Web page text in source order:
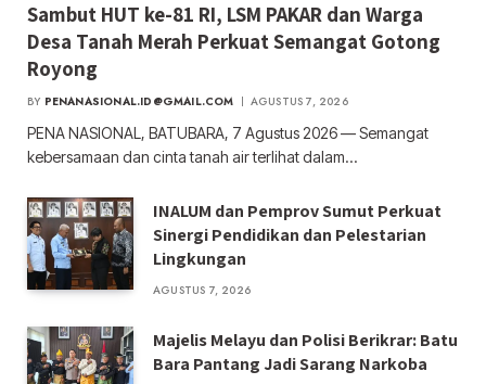
Sambut HUT ke-81 RI, LSM PAKAR dan Warga
Desa Tanah Merah Perkuat Semangat Gotong
Royong
BY PENANASIONAL.ID@GMAIL.COM AGUSTUS 7, 2026
PENA NASIONAL, BATUBARA, 7 Agustus 2026 — Semangat
kebersamaan dan cinta tanah air terlihat dalam…
INALUM dan Pemprov Sumut Perkuat
Sinergi Pendidikan dan Pelestarian
Lingkungan
AGUSTUS 7, 2026
Majelis Melayu dan Polisi Berikrar: Batu
Bara Pantang Jadi Sarang Narkoba